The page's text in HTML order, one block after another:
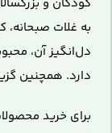
به غلات
دل‌انگیز آن،
دارد. همچنین
برای خرید